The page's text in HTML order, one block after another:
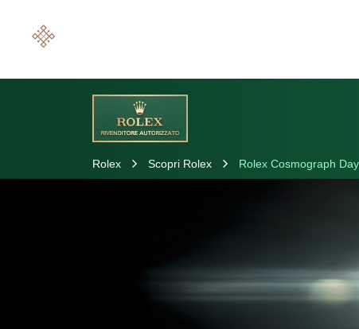
Rolex Scopri Rolex Rolex Cosmograph